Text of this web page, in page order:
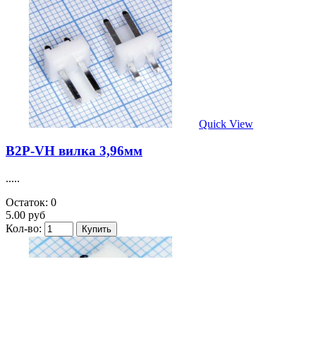
Quick View
B2P-VH вилка 3,96мм
.....
Остаток: 0
5.00 руб
Кол-во: